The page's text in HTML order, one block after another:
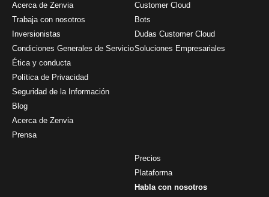
Acerca de Zenvia
Trabaja con nosotros
Inversionistas
Condiciones Generales de Servicio
Ética y conducta
Política de Privacidad
Seguridad de la Información
Blog
Acerca de Zenvia
Prensa
Customer Cloud
Bots
Dudas Customer Cloud
Soluciones Empresariales
Precios
Plataforma
Habla con nosotros